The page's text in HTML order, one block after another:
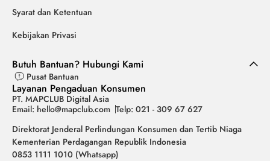
Syarat dan Ketentuan
Kebijakan Privasi
Butuh Bantuan? Hubungi Kami
Pusat Bantuan
Layanan Pengaduan Konsumen
PT. MAPCLUB Digital Asia
Email: hello@mapclub.com Telp: 021 - 309 67 627
Direktorat Jenderal Perlindungan Konsumen dan Tertib Niaga
Kementerian Perdagangan Republik Indonesia
0853 1111 1010 (Whatsapp)